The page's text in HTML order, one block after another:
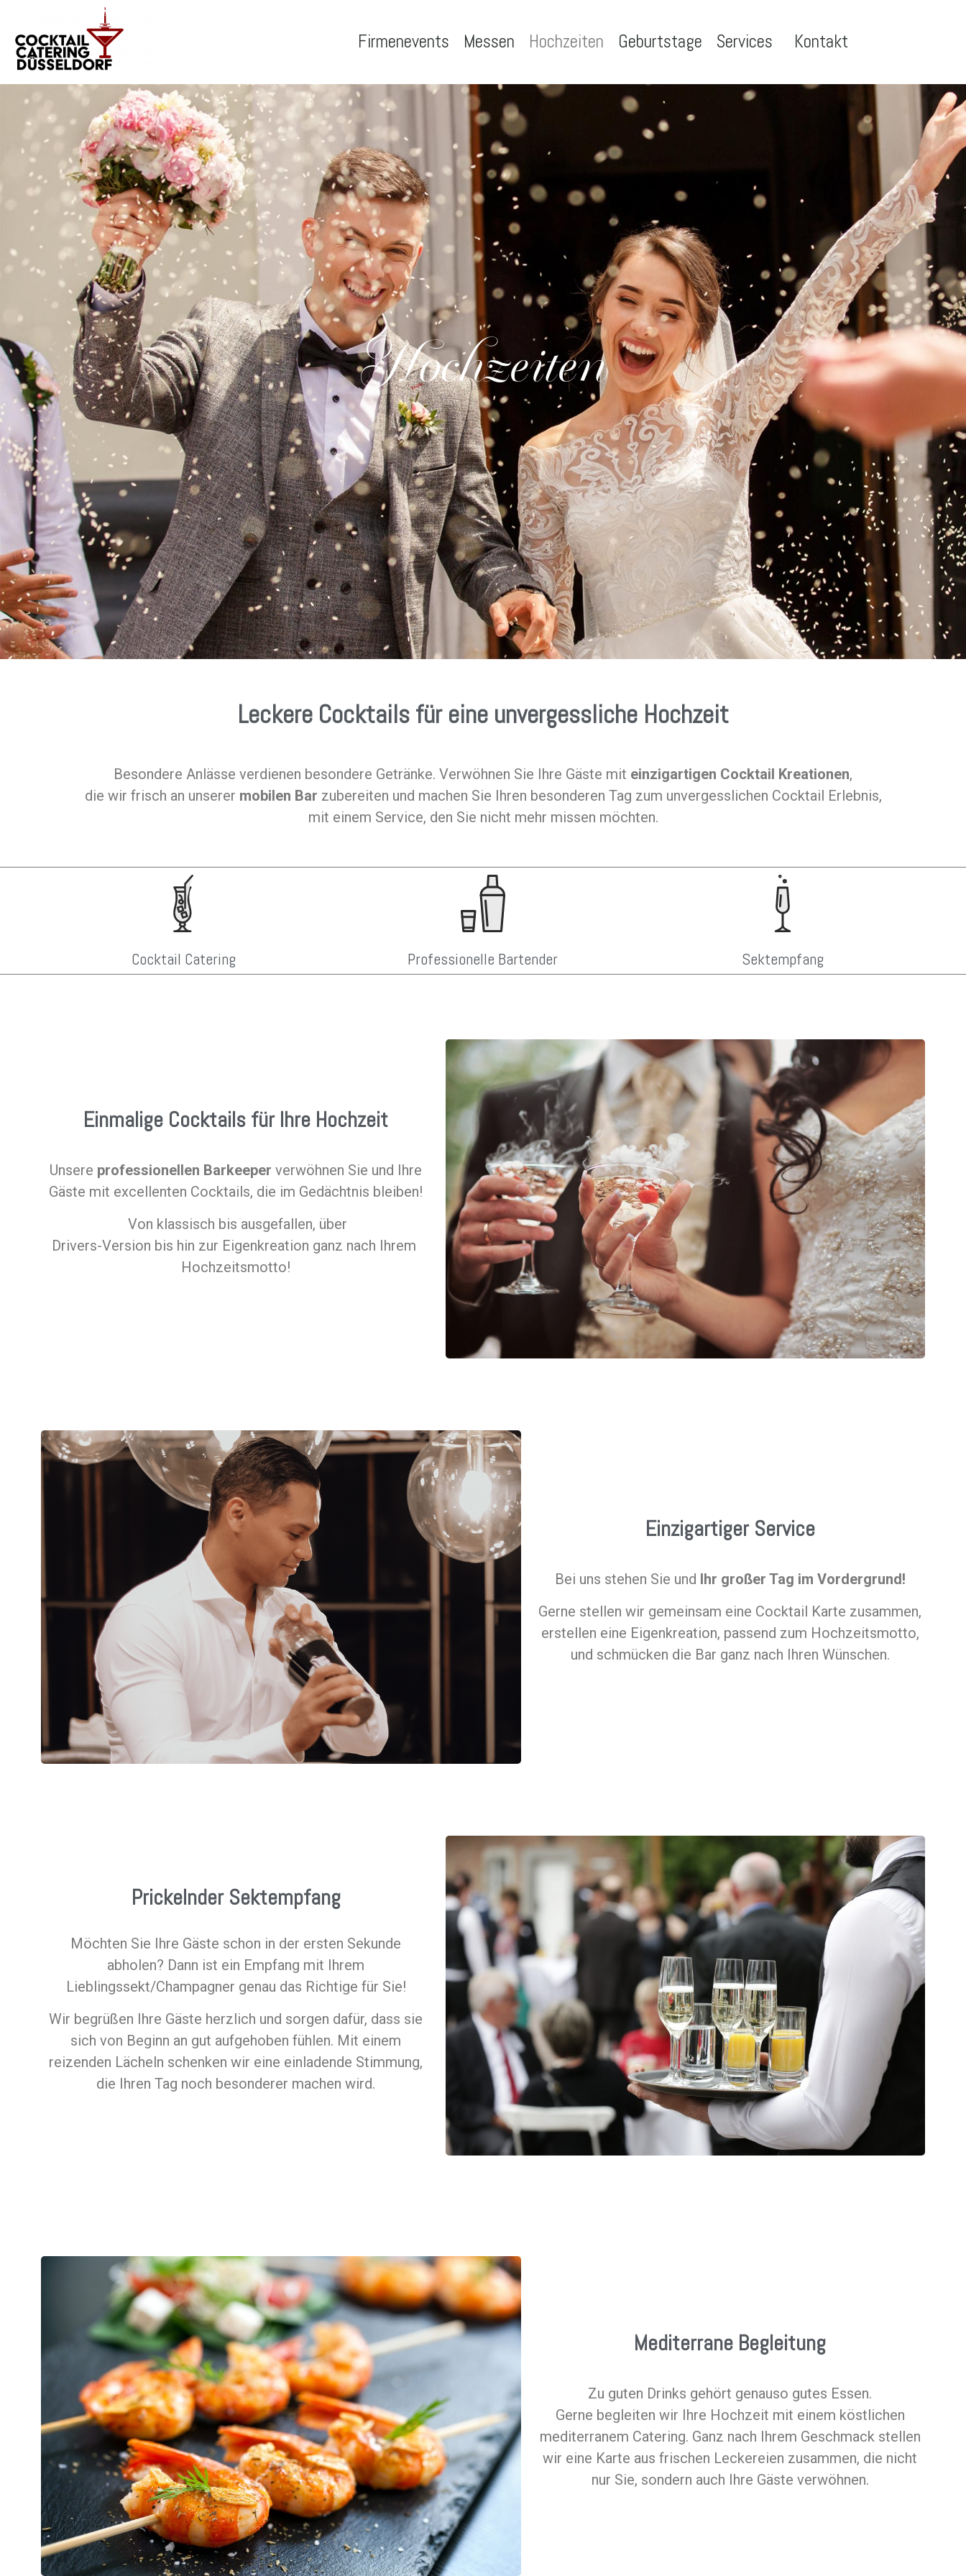
Firmenevents Messen Hochzeiten Geburtstage Services Kontakt
Hochzeiten
Leckere Cocktails für eine unvergessliche Hochzeit
Besondere Anlässe verdienen besondere Getränke. Verwöhnen Sie Ihre Gäste mit einzigartigen Cocktail Kreationen,
die wir frisch an unserer mobilen Bar zubereiten und machen Sie Ihren besonderen Tag zum unvergesslichen Cocktail Erlebnis,
mit einem Service, den Sie nicht mehr missen möchten.
Cocktail Catering Professionelle Bartender Sektempfang
Einmalige Cocktails für Ihre Hochzeit
Unsere professionellen Barkeeper verwöhnen Sie und Ihre
Gäste mit excellenten Cocktails, die im Gedächtnis bleiben!
Von klassisch bis ausgefallen, über
Drivers-Version bis hin zur Eigenkreation ganz nach Ihrem
Hochzeitsmotto!
Einzigartiger Service
Bei uns stehen Sie und
Ihr großer Tag im Vordergrund!
Gerne stellen wir gemeinsam eine Cocktail Karte zusammen,
erstellen eine Eigenkreation, passend zum Hochzeitsmotto,
und schmücken die Bar ganz nach Ihren Wünschen.
Prickelnder Sektempfang
Möchten Sie Ihre Gäste schon in der ersten Sekunde
abholen? Dann ist ein Empfang mit Ihrem
Lieblingssekt/Champagner genau das Richtige für Sie!
Wir begrüßen Ihre Gäste herzlich und sorgen dafür, dass sie
sich von Beginn an gut aufgehoben fühlen. Mit einem
reizenden Lächeln schenken wir eine einladende Stimmung,
die Ihren Tag noch besonderer machen wird.
Mediterrane Begleitung
Zu guten Drinks gehört genauso gutes Essen.
Gerne begleiten wir Ihre Hochzeit mit einem köstlichen
mediterranem Catering. Ganz nach Ihrem Geschmack stellen
wir eine Karte aus frischen Leckereien zusammen, die nicht
nur Sie, sondern auch Ihre Gäste verwöhnen.